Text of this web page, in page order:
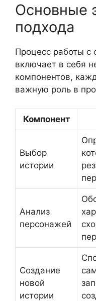
Основные
подхода
Процесс работы с
включает в себя
компонентов,
важную роль в
Компонент
Выбор
истории
Анализ
персонажей
Создание
новой
истории